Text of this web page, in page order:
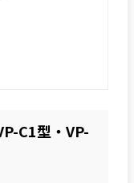
C1型・VP-